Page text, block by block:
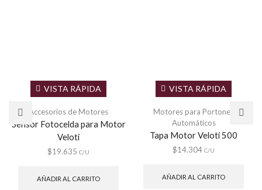
VISTA RÁPIDA
Accesorios de Motores
Sensor Fotocelda para Motor
Veloti
$19.635 C/U
AÑADIR AL CARRITO
VISTA RÁPIDA
Motores para Portones
Automáticos
Tapa Motor Veloti 500
$14.304 C/U
AÑADIR AL CARRITO